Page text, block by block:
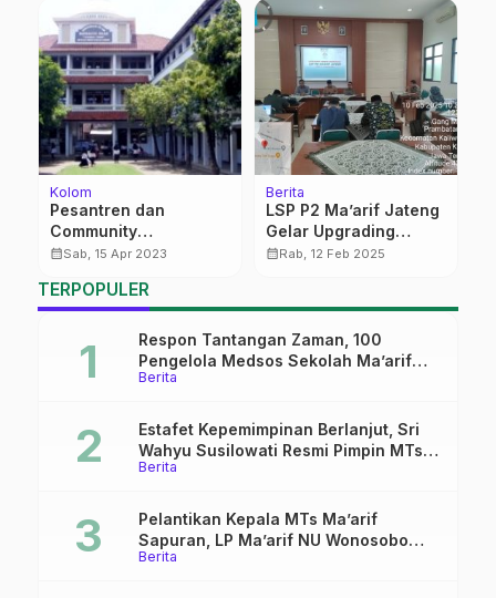
Kolom
Pesantren dan
Community
Development
calendar_monthSab, 15 Apr 2023
Berita
LSP P2 Ma’arif Jateng
Gelar Upgrading
Asesor:
BNSP
calendar_monthRab, 12 Feb 2025
TERPOPULER
Berita
Respon Tantangan Zaman, 100
Pengelola Medsos Sekolah Ma’arif
Pekalongan Ikuti Pelatihan Literasi
Berita
Estafet Kepemimpinan Berlanjut, Sri
Wahyu Susilowati Resmi Pimpin MTs
Ma’arif Sapuran
Berita
Pelantikan Kepala MTs Ma’arif
Sapuran, LP Ma’arif NU Wonosobo
Tekankan Lima Amanah